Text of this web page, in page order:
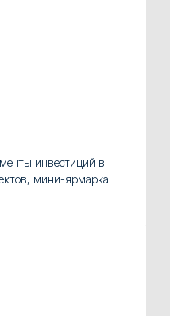
инвестиций в
мини-ярмарка